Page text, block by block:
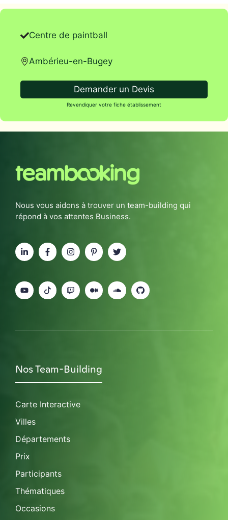
Centre de paintball
Ambérieu-en-Bugey
Demander un Devis
Revendiquer votre fiche établissement
Nous vous aidons à trouver un team-building qui
répond à vos attentes Business.
Nos Team-Building
Carte Interactive
Villes
Départements
Prix
Participants
Thématiques
Occasions